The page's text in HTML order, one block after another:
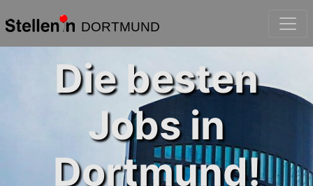
DORTMUND
Die besten
Jobs in
Dortmund!